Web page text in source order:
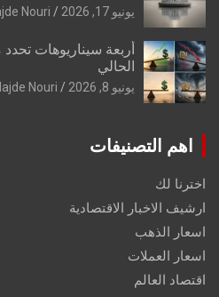
يونيو 17, 2026 Nouri
أربعة سيناريوهات
الحالي
يونيو 8, 2026 Nouri
اهم التصنيفات
اخترنا لك
ارشيف الاخبار الاقتصادية
اسعار الذهب
اسعار العملات
اقتصاد العالم